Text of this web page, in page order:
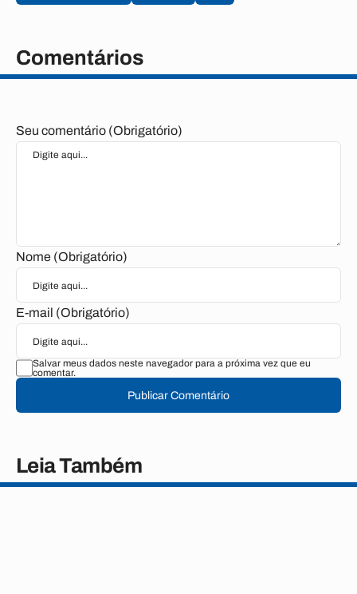
Comentários
Seu comentário (Obrigatório)
Nome (Obrigatório)
E-mail (Obrigatório)
Salvar meus dados neste navegador para a próxima vez que eu
comentar.
Publicar Comentário
Leia Também